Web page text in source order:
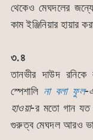
থেকেও মেঘদলের
কাম ইঞ্জিনিয়ার হায়ার
৩.৪
তানভীর দাউদ
স্পেশালি না বলা ফুল-
হাওয়া-র মতো গান যত
গুরুত্ব মেঘদল আরও